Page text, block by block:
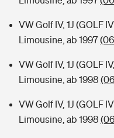
VW Golf IV, 1J (GOLF
Limousine, ab 1997
VW Golf IV, 1J (GOLF
Limousine, ab 1998
VW Golf IV, 1J (GOLF
Limousine, ab 1998